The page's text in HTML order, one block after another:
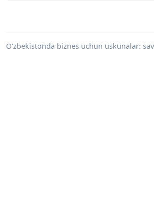
O'zbekistonda biznes uchun uskunalar: